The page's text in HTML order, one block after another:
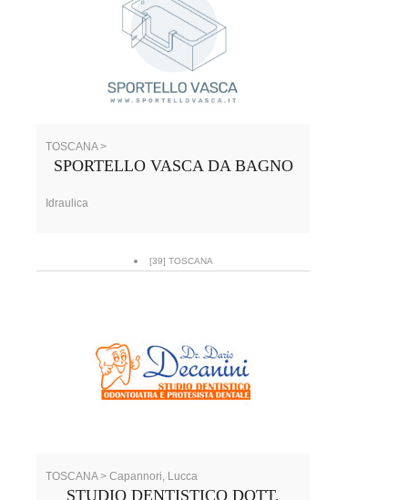
TOSCANA >
SPORTELLO VASCA DA BAGNO
Idraulica
[39] TOSCANA
TOSCANA > Capannori, Lucca
STUDIO DENTISTICO DOTT.